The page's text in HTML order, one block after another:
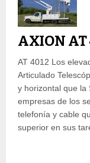
AXION AT
AT 4012 Los
Articulado
y horizontal que la
empresas de los
telefonía y cable
superior en sus